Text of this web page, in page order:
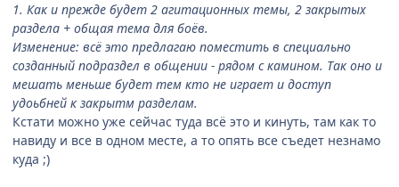
1. Как и прежде будет 2 агитационных темы, 2 закрытых
раздела + общая тема для боёв.
Изменение: всё это предлагаю поместить в специально
созданный подраздел в общении - рядом с камином. Так оно и
мешать меньше будет тем кто не играет и доступ
удоьбней к закрытм разделам.
Кстати можно уже сейчас туда всё это и кинуть, там как то
навиду и все в одном месте, а то опять все съедет незнамо
куда ;)